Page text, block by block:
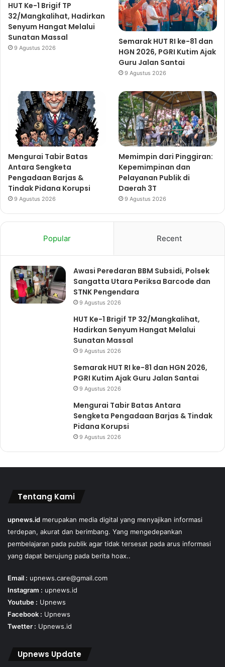
HUT Ke-1 Brigif TP
32/Mangkalihat, Hadirkan
Senyum Hangat Melalui
Sunatan Massal
9 Agustus 2026
Semarak HUT RI ke-81 dan
HGN 2026, PGRI Kutim Ajak
Guru Jalan Santai
9 Agustus 2026
Mengurai Tabir Batas
Antara Sengketa
Pengadaan Barjas &
Tindak Pidana Korupsi
9 Agustus 2026
Memimpin dari Pinggiran:
Kepemimpinan dan
Pelayanan Publik di
Daerah 3T
9 Agustus 2026
Popular Recent
Awasi Peredaran BBM Subsidi, Polsek
Sangatta Utara Periksa Barcode dan
STNK Pengendara
9 Agustus 2026
HUT Ke-1 Brigif TP 32/Mangkalihat,
Hadirkan Senyum Hangat Melalui
Sunatan Massal
9 Agustus 2026
Semarak HUT RI ke-81 dan HGN 2026,
PGRI Kutim Ajak Guru Jalan Santai
9 Agustus 2026
Mengurai Tabir Batas Antara
Sengketa Pengadaan Barjas & Tindak
Pidana Korupsi
9 Agustus 2026
Tentang Kami
upnews.id merupakan media digital yang menyajikan informasi
terdepan, akurat dan berimbang. Yang mengedepankan
pembelajaran pada publik agar tidak tersesat pada arus informasi
yang dapat berujung pada berita hoax..
Email : upnews.care@gmail.com
Instagram : upnews.id
Youtube : Upnews
Facebook : Upnews
Twetter : Upnews.id
Upnews Update